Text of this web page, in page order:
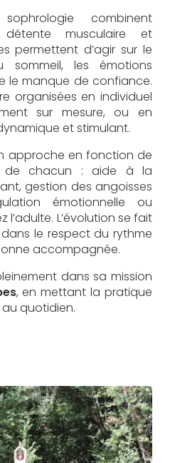
combinent
détente musculaire et
permettent d’agir sur le
sommeil, les émotions
le manque de confiance.
organisées en individuel
sur mesure, ou en
et stimulant.
approche en fonction de
de chacun : aide à la
gestion des angoisses
émotionnelle ou
L’évolution se fait
le respect du rythme
accompagnée.
dans sa mission
, en mettant la pratique
quotidien.